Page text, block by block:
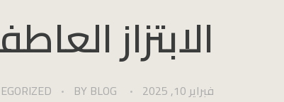
الابتزاز
فبراير 10, 2025 BY BLOG